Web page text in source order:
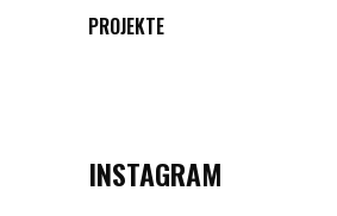
PROJEKTE
INSTAGRAM